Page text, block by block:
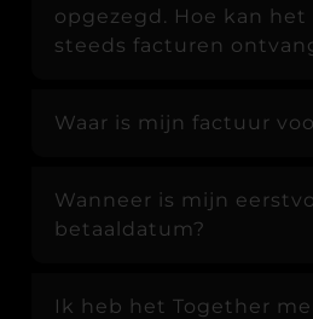
opgezegd. Hoe kan
steeds facturen
Waar is mijn factuur
Wanneer is mijn
betaaldatum?
Ik heb het Together